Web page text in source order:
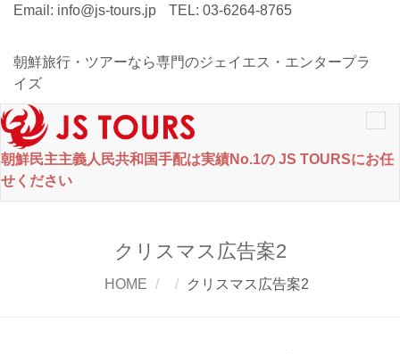
Email: info@js-tours.jp TEL: 03-6264-8765
朝鮮旅行・ツアーなら専門のジェイエス・エンタープラ
イズ
朝鮮民主主義人民共和国手配は実績No.1の JS TOURSにお任
せください
クリスマス広告案2
HOME クリスマス広告案2